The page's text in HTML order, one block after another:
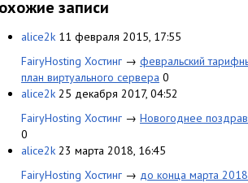
записи
alice2k 11 февраля 2015, 17:55
FairyHosting Хостинг → февральский
план виртуального сервера 0
alice2k 25 декабря 2017, 04:52
FairyHosting Хостинг → Новогоднее
0
alice2k 23 марта 2018, 16:45
FairyHosting Хостинг → до конца марта